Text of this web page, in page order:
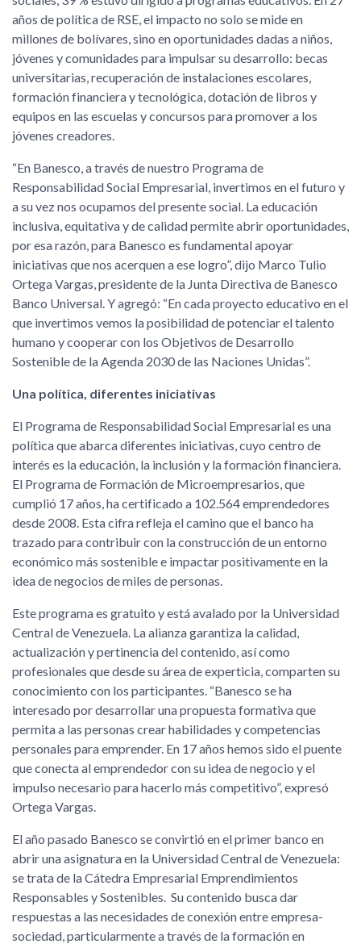
años de política de RSE, el impacto no solo se mide en
millones de bolívares, sino en oportunidades dadas a niños,
jóvenes y comunidades para impulsar su desarrollo: becas
universitarias, recuperación de instalaciones escolares,
formación financiera y tecnológica, dotación de libros y
equipos en las escuelas y concursos para promover a los
jóvenes creadores.
“En Banesco, a través de nuestro Programa de
Responsabilidad Social Empresarial, invertimos en el futuro y
a su vez nos ocupamos del presente social. La educación
inclusiva, equitativa y de calidad permite abrir oportunidades,
por esa razón, para Banesco es fundamental apoyar
iniciativas que nos acerquen a ese logro”, dijo Marco Tulio
Ortega Vargas, presidente de la Junta Directiva de Banesco
Banco Universal. Y agregó: “En cada proyecto educativo en el
que invertimos vemos la posibilidad de potenciar el talento
humano y cooperar con los Objetivos de Desarrollo
Sostenible de la Agenda 2030 de las Naciones Unidas”.
Una política, diferentes iniciativas
El Programa de Responsabilidad Social Empresarial es una
política que abarca diferentes iniciativas, cuyo centro de
interés es la educación, la inclusión y la formación financiera.
El Programa de Formación de Microempresarios, que
cumplió 17 años, ha certificado a 102.564 emprendedores
desde 2008. Esta cifra refleja el camino que el banco ha
trazado para contribuir con la construcción de un entorno
económico más sostenible e impactar positivamente en la
idea de negocios de miles de personas.
Este programa es gratuito y está avalado por la Universidad
Central de Venezuela. La alianza garantiza la calidad,
actualización y pertinencia del contenido, así como
profesionales que desde su área de experticia, comparten su
conocimiento con los participantes. “Banesco se ha
interesado por desarrollar una propuesta formativa que
permita a las personas crear habilidades y competencias
personales para emprender. En 17 años hemos sido el puente
que conecta al emprendedor con su idea de negocio y el
impulso necesario para hacerlo más competitivo”, expresó
Ortega Vargas.
El año pasado Banesco se convirtió en el primer banco en
abrir una asignatura en la Universidad Central de Venezuela:
se trata de la Cátedra Empresarial Emprendimientos
Responsables y Sostenibles. Su contenido busca dar
respuestas a las necesidades de conexión entre empresa-
sociedad, particularmente a través de la formación en